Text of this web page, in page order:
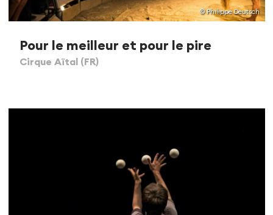
© Philippe Deutsch
Pour le meilleur et pour le pire
Cirque Aïtal (FR)